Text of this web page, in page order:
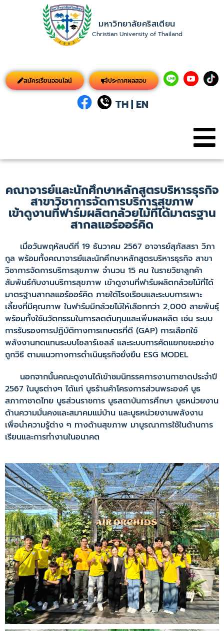
มหาวิทยาลัยคริสเตียน
Christian University of Thailand
สมัครเรียนออนไลน์ ประกาศผลสอบ
TH| EN
คณาจารย์และนักศึกษาหลักสูตรบริหารธุรกิจ
สาขาวิชาการจัดการบริการสุขภาพ
เข้าดูงานที่ฟาร์มผลิตกล้วยไม้ที่ได้มาตรฐาน
สากลแอร์ออร์คิด
เมื่อวันพฤหัสบดีที่ 19 ธันวาคม 2567 อาจารย์สุภัสสรา วิภา
กูล พร้อมทั้งคณาจารย์และนักศึกษาหลักสูตรบริหารธุรกิจ สาขา
วิชาการจัดการบริการสุขภาพ จำนวน 15 คน ในรายวิชาลูกค้า
สัมพันธ์กับงานบริการสุขภาพ เข้าดูงานที่ฟาร์มผลิตกล้วยไม้ที่ได้
มาตรฐานสากลแอร์ออร์คิด ภายใต้โรงเรือนและระบบการเพาะ
เลี้ยงที่มีคุณภาพ ในฟาร์มมีกล้วยไม้ให้เลือกกว่า 2,000 สายพันธุ์
พร้อมทั้งใช้นวัตกรรมในการลดต้นทุนและเพิ่มผลผลิต เช่น ระบบ
การรับรองการปฏิบัติทางการเกษตรที่ดี (GAP) การเลือกใช้
พลังงานทดแทนระบบโซลาร์เซลล์ และระบบการคัดแยกขยะอย่าง
ถูกวิธี ตามแนวทางการดำเนินธุรกิจยั่งยืน ESG MODEL
นอกจากนั้นคณะดูงานได้เข้าชมนิทรรศการงานกาชาดประจำปี
2567 ในบูธต่างๆ ได้แก่ บูธร้านค้าโครงการส่วนพระองค์ บูธ
สภากาชาดไทย บูธส่วนราชการ บูธสถาบันการศึกษา บูธหน่วยงาน
ด้านความมั่นคงและสมาคมแม่บ้าน และบูธหน่วยงานพลังงาน
เพื่อนำความรู้ต่าง ๆ ทางด้านสุขภาพ มาบูรณาการใช้ในด้านการ
เรียนและการทำงานในอนาคต